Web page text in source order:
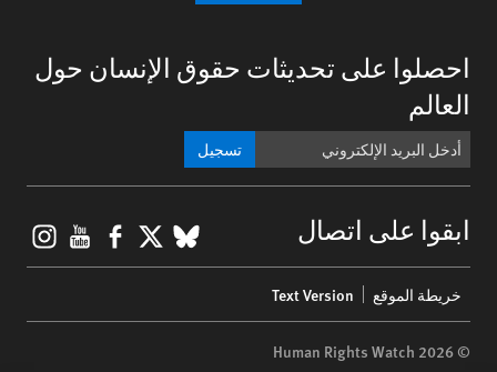
احصلوا على تحديثات حقوق الإنسان حول
العالم
تسجيل
ابقوا على اتصال BlueSky
X
menu
خريطة الموقع Text Version
© 2026 Human Rights Watch